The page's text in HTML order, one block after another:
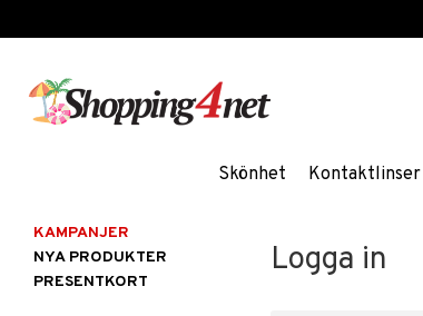
Skönhet Kontaktlinser
Logga in
KAMPANJER
NYA PRODUKTER
PRESENTKORT